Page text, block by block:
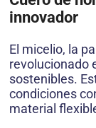
innovador
El micelio, la
revolucionado
sostenibles.
condiciones
material